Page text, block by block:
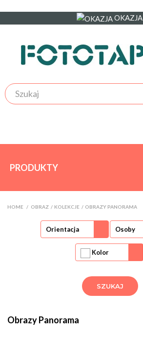
OKAZJA
PRODUKTY
HOME OBRAZ >KOLEKCJE >OBRAZY PANORAMA
Orientacja Osoby
Kolor
Obrazy Panorama